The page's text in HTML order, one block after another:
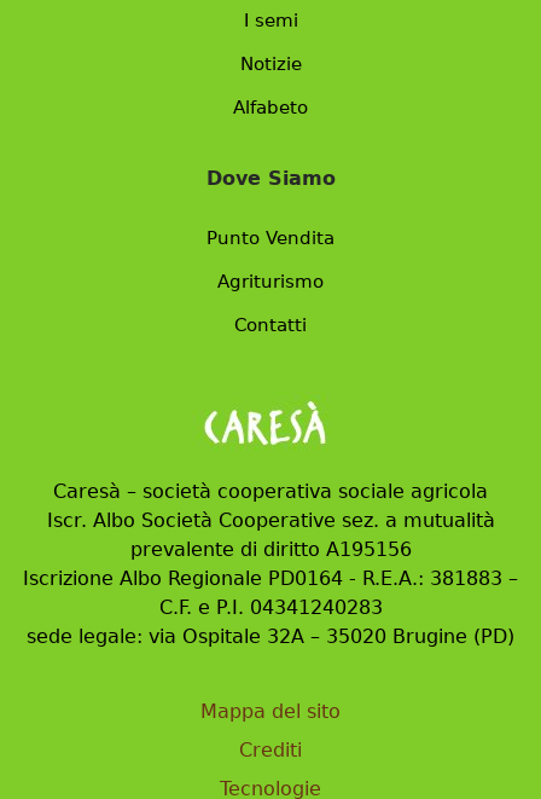
I semi
Notizie
Alfabeto
Dove Siamo
Punto Vendita
Agriturismo
Contatti
Caresà – società cooperativa sociale agricola
Iscr. Albo Società Cooperative sez. a mutualità
prevalente di diritto A195156
Iscrizione Albo Regionale PD0164 - R.E.A.: 381883 –
C.F. e P.I. 04341240283
sede legale: via Ospitale 32A – 35020 Brugine (PD)
Mappa del sito
Crediti
Tecnologie